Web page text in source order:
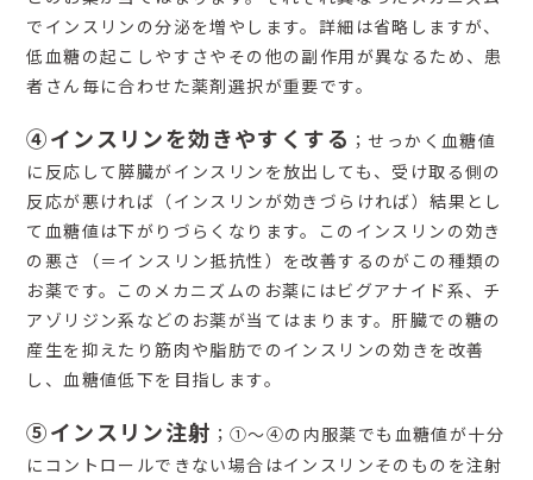
でインスリンの分泌を増やします。詳細は省略しますが、
低血糖の起こしやすさやその他の副作用が異なるため、患
者さん毎に合わせた薬剤選択が重要です。
④インスリンを効きやすくする ；せっかく血糖値
に反応して膵臓がインスリンを放出しても、受け取る側の
反応が悪ければ（インスリンが効きづらければ）結果とし
て血糖値は下がりづらくなります。このインスリンの効き
の悪さ（＝インスリン抵抗性）を改善するのがこの種類の
お薬です。このメカニズムのお薬にはビグアナイド系、チ
アゾリジン系などのお薬が当てはまります。肝臓での糖の
産生を抑えたり筋肉や脂肪でのインスリンの効きを改善
し、血糖値低下を目指します。
⑤インスリン注射 ；①～④の内服薬でも血糖値が十分
にコントロールできない場合はインスリンそのものを注射